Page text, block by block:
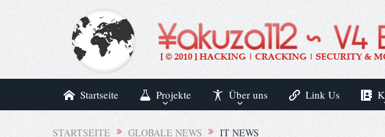
Startseite Projekte Über uns Link Us
STARTSEITE GLOBALE NEWS IT NEWS